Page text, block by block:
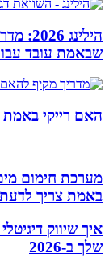
שבאמת עובד
האם רייקי באמת
מערכת חימום
באמת צריך לדעת
איך שיווק
שלך ב-2026